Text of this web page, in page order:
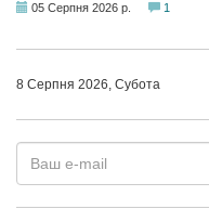
05 Серпня 2026 р. 1
8 Серпня 2026, Субота